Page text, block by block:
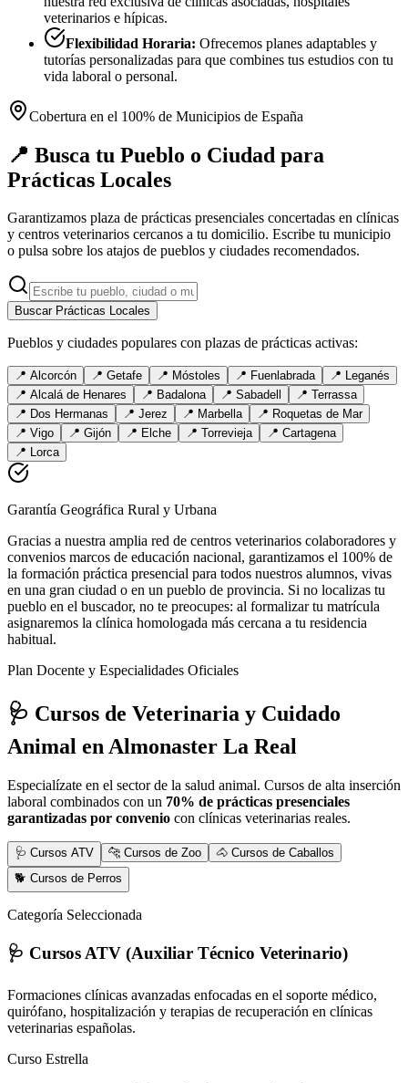
veterinarios e hípicas.
Flexibilidad Horaria: Ofrecemos planes adaptables y
tutorías personalizadas para que combines tus estudios con tu
vida laboral o personal.
Cobertura en el 100% de Municipios de España
📍 Busca tu Pueblo o Ciudad para
Prácticas Locales
Garantizamos plaza de prácticas presenciales concertadas en clínicas
y centros veterinarios cercanos a tu domicilio. Escribe tu municipio
o pulsa sobre los atajos de pueblos y ciudades recomendados.
Buscar Prácticas Locales
Pueblos y ciudades populares con plazas de prácticas activas:
📍 Alcorcón 📍 Getafe 📍 Móstoles 📍 Fuenlabrada 📍 Leganés
📍 Alcalá de Henares 📍 Badalona 📍 Sabadell 📍 Terrassa
📍 Dos Hermanas 📍 Jerez 📍 Marbella 📍 Roquetas de Mar
📍 Vigo 📍 Gijón 📍 Elche 📍 Torrevieja 📍 Cartagena
📍 Lorca
Garantía Geográfica Rural y Urbana
Gracias a nuestra amplia red de centros veterinarios colaboradores y
convenios marcos de educación nacional, garantizamos el 100% de
la formación práctica presencial para todos nuestros alumnos, vivas
en una gran ciudad o en un pueblo de provincia. Si no localizas tu
pueblo en el buscador, no te preocupes: al formalizar tu matrícula
asignaremos la clínica homologada más cercana a tu residencia
habitual.
Plan Docente y Especialidades Oficiales
🩺 Cursos de Veterinaria y Cuidado
Animal en Almonaster La Real
Especialízate en el sector de la salud animal. Cursos de alta inserción
laboral combinados con un 70% de prácticas presenciales
garantizadas por convenio con clínicas veterinarias reales.
🩺 Cursos ATV 🐆 Cursos de Zoo
🐴 Cursos de Caballos
🐕 Cursos de Perros
Categoría Seleccionada
🩺 Cursos ATV (Auxiliar Técnico Veterinario)
Formaciones clínicas avanzadas enfocadas en el soporte médico,
quirófano, hospitalización y terapias de recuperación en clínicas
veterinarias españolas.
Curso Estrella